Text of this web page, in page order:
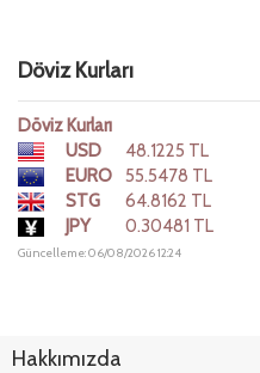
Döviz Kurları
Döviz Kurları
USD
48.1225 TL
EURO
55.5478 TL
STG
64.8162 TL
JPY
0.30481 TL
Güncelleme: 06/08/2026 12:24
Hakkımızda